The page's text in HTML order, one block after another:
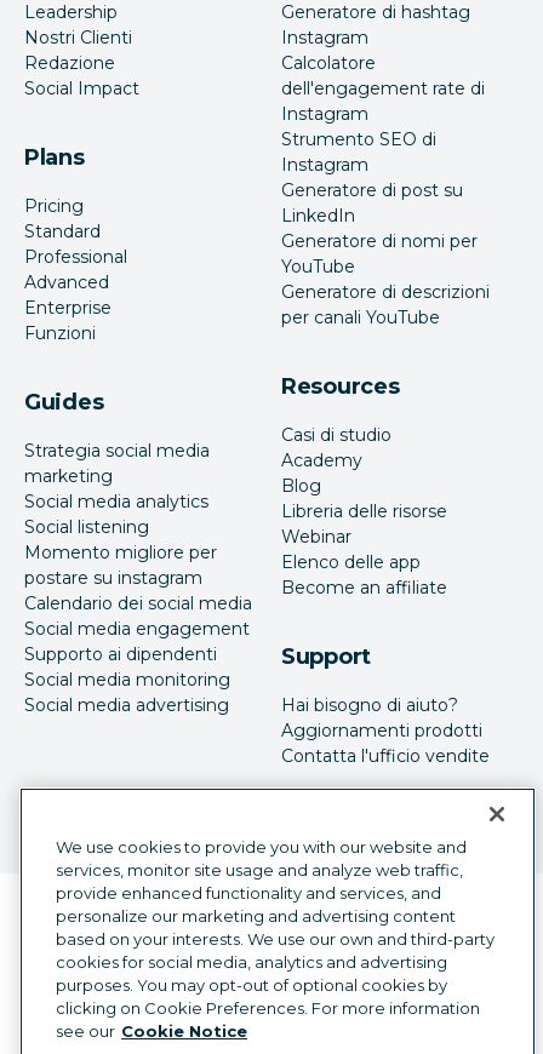
Leadership
Nostri Clienti
Redazione
Social Impact
Plans
Pricing
Standard
Professional
Advanced
Enterprise
Funzioni
Guides
Strategia social media
marketing
Social media analytics
Social listening
Momento migliore per
postare su instagram
Calendario dei social media
Social media engagement
Supporto ai dipendenti
Social media monitoring
Social media advertising
Generatore di hashtag
Instagram
Calcolatore
dell'engagement rate di
Instagram
Strumento SEO di
Instagram
Generatore di post su
LinkedIn
Generatore di nomi per
YouTube
Generatore di descrizioni
per canali YouTube
Resources
Casi di studio
Academy
Blog
Libreria delle risorse
Webinar
Elenco delle app
Become an affiliate
Support
Hai bisogno di aiuto?
Aggiornamenti prodotti
Contatta l'ufficio vendite
Selettore della lingua
Italian
©2026 Hootsuite Inc. Tutti i diritti sono riservati.
Legal Center
Trust Center
Privacy
Preferenze sui cookie
We use cookies to provide you with our website and
services, monitor site usage and analyze web traffic,
provide enhanced functionality and services, and
personalize our marketing and advertising content
based on your interests. We use our own and third-party
cookies for social media, analytics and advertising
purposes. You may opt-out of optional cookies by
clicking on Cookie Preferences. For more information
see our Cookie Notice